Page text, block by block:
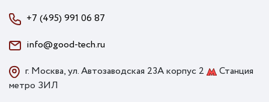
+7 (495) 991 06 87
info@good-tech.ru
г. Москва, ул. Автозаводская 23А корпус 2
Станция
метро ЗИЛ